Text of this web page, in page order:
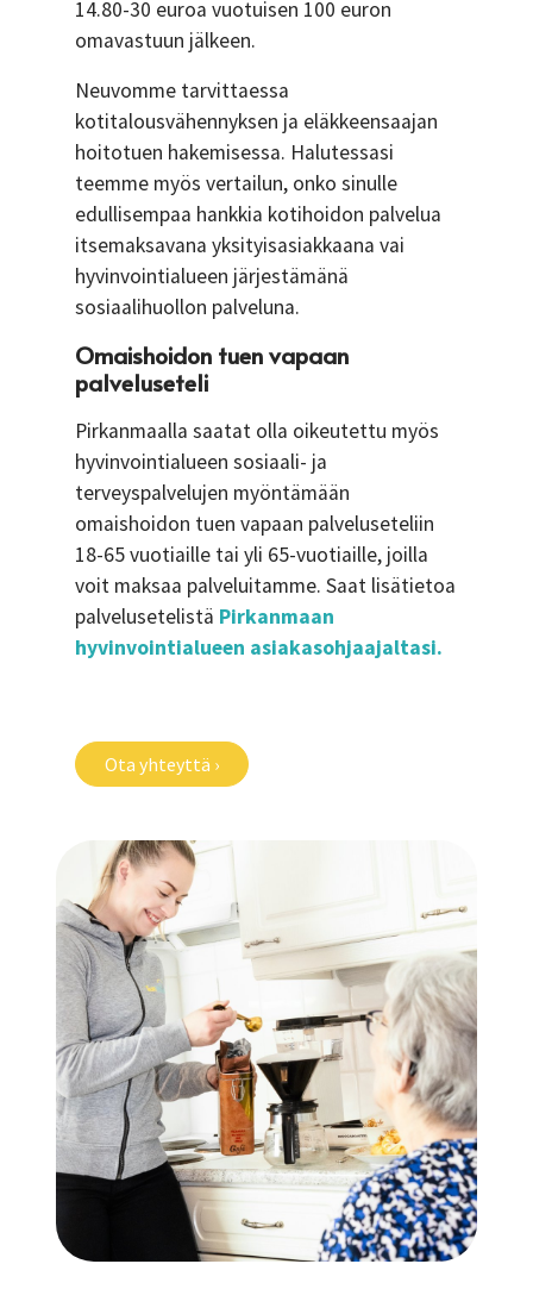
14.80-30 euroa vuotuisen 100 euron
omavastuun jälkeen.
Neuvomme tarvittaessa
kotitalousvähennyksen ja eläkkeensaajan
hoitotuen hakemisessa. Halutessasi
teemme myös vertailun, onko sinulle
edullisempaa hankkia kotihoidon palvelua
itsemaksavana yksityisasiakkaana vai
hyvinvointialueen järjestämänä
sosiaalihuollon palveluna.
Omaishoidon tuen vapaan
palveluseteli
Pirkanmaalla saatat olla oikeutettu myös
hyvinvointialueen sosiaali- ja
terveyspalvelujen myöntämään
omaishoidon tuen vapaan palveluseteliin
18-65 vuotiaille tai yli 65-vuotiaille, joilla
voit maksaa palveluitamme. Saat lisätietoa
palvelusetelistä Pirkanmaan
hyvinvointialueen asiakasohjaajaltasi.
Ota yhteyttä ›